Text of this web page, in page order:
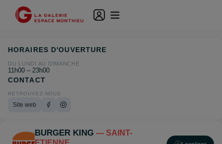
BURGER KING — SAINT-
HORAIRES D'OUVERTURE
DU LUNDI AU DIMANCHE
11h00 – 23h00
CONTACT
RETROUVEZ-NOUS
Site web